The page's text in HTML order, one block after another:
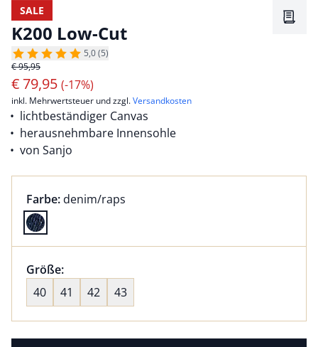
SALE
K200 Low-Cut
5,0 (5)
€ 95,95
€ 79,95 (-17%)
inkl. Mehrwertsteuer und zzgl.Versandkosten
lichtbeständiger Canvas
herausnehmbare Innensohle
von Sanjo
Farbauswahl:
Farbe: aktuell ausgewählt:
denim/raps
Farbe denim/raps ausgewählt
Größenauswahl:
Größe:nichts ausgewählt
40
41 42 43